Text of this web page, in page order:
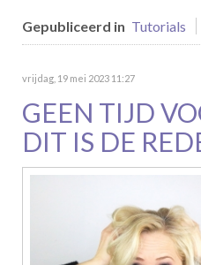
Gepubliceerd in Tutorials
vrijdag, 19 mei 2023 11:27
GEEN TIJD
DIT IS DE